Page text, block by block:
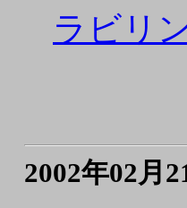
ラビリ
2002年02月